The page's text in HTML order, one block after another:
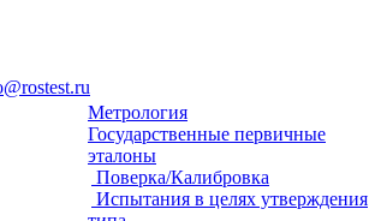
Метрология
Государственные первичные
эталоны
Поверка/Калибровка
Испытания в целях утверждения